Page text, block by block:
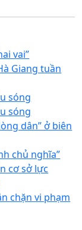
vai”
Giang tuần
sóng
sóng
dân” ở biên
chủ nghĩa”
cơ sở lực
chặn vi phạm